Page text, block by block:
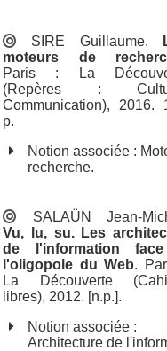
SIRE Guillaume.
moteurs de
Paris : La
(Repères :
Communication), 2016.
p.
Notion associée :
recherche.
SALAÜN Jean-
Vu, lu, su. Les
de l'information
l'oligopole du Web.
La Découverte
libres), 2012. [n.p.].
Notion associée :
Architecture de